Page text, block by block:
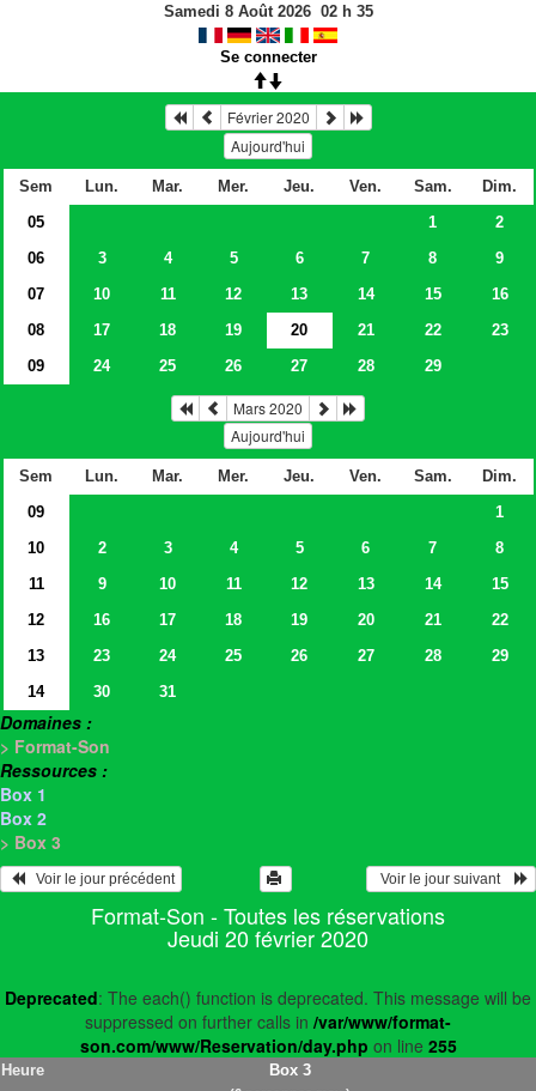
Samedi 8 Août 2026 02h 35
Se connecter
Février 2020
Aujourd'hui
Sem Lun. Mar. Mer. Jeu. Ven. Sam.
Dim.
05
1
2
06
3 4 5 6 7 8
9
07
10 11 12 13 14 15
16
08
17 18 19 20 21 22
23
09
24 25 26 27 28 29
Mars 2020
Aujourd'hui
Sem Lun. Mar. Mer. Jeu. Ven. Sam.
Dim.
09
1
10
2 3 4 5 6 7
8
11
9 10 11 12 13 14
15
12
16 17 18 19 20 21
22
13
23 24 25 26 27 28
29
14
30 31
Domaines :
> Format-Son
Ressources :
Box 1
Box 2
> Box 3
   Voir le jour précédent
  Voir le jour suivant
Format-Son - Toutes les réservations
Jeudi 20 février 2020
Deprecated: The each() function is deprecated. This message will be
suppressed on further calls in /var/www/format-
son.com/www/Reservation/day.php on line 255
Heure Box 3